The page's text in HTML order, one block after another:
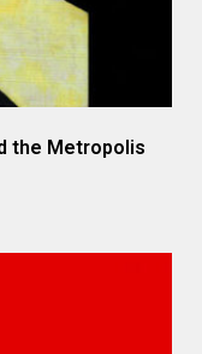
the Metropolis